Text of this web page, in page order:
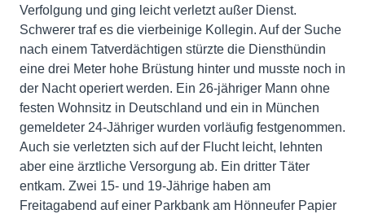
Verfolgung und ging leicht verletzt außer Dienst.
Schwerer traf es die vierbeinige Kollegin. Auf der Suche
nach einem Tatverdächtigen stürzte die Diensthündin
eine drei Meter hohe Brüstung hinter und musste noch in
der Nacht operiert werden. Ein 26-jähriger Mann ohne
festen Wohnsitz in Deutschland und ein in München
gemeldeter 24-Jähriger wurden vorläufig festgenommen.
Auch sie verletzten sich auf der Flucht leicht, lehnten
aber eine ärztliche Versorgung ab. Ein dritter Täter
entkam. Zwei 15- und 19-Jährige haben am
Freitagabend auf einer Parkbank am Hönneufer Papier